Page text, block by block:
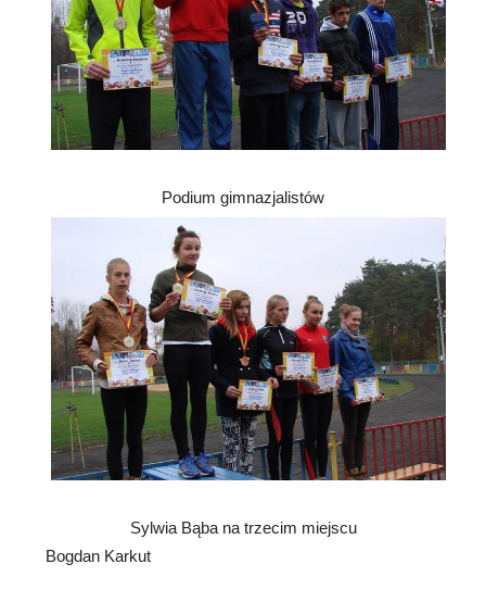
Podium gimnazjalistów
Sylwia Bąba na trzecim miejscu
Bogdan Karkut